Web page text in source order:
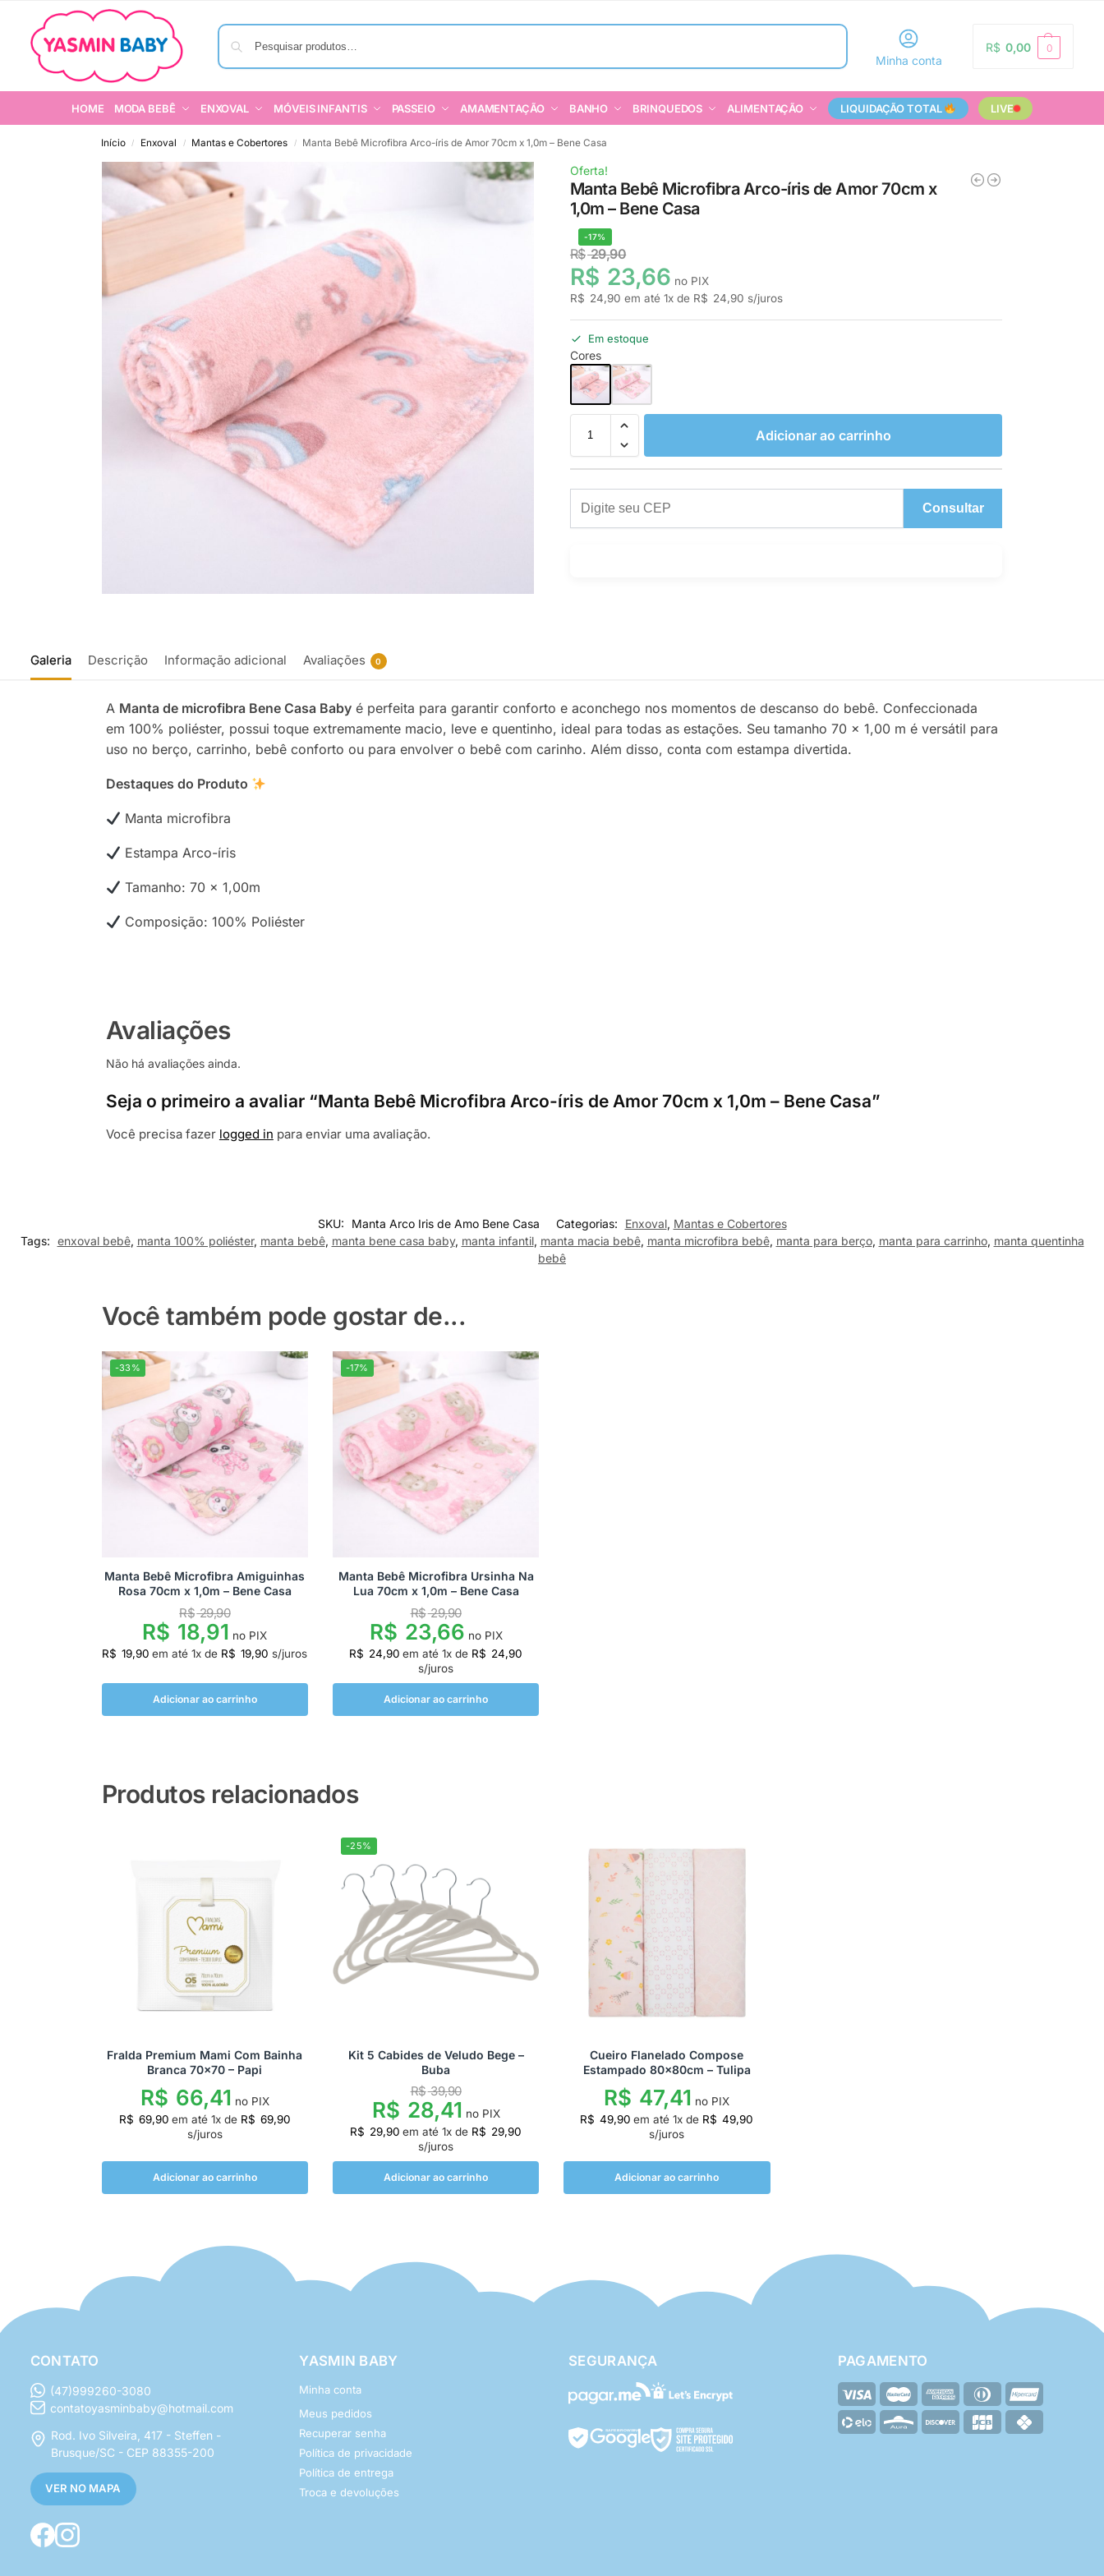
Pesquisar
Minha conta
R$ 0,00 0
HOME MODA BEBÊ ENXOVAL MÓVEIS INFANTIS PASSEIO AMAMENTAÇÃO BANHO BRINQUEDOS ALIMENTAÇÃO LIQUIDAÇÃO TOTAL LIVE
Início / Enxoval / Mantas e Cobertores / Manta Bebê Microfibra Arco-íris de Amor 70cm x 1,0m – Bene Casa
Oferta!
Manta Bebê Microfibra Arco-íris de Amor 70cm x
1,0m – Bene Casa
-17%
R$29,90
R$ 23,66 no PIX
R$ 24,90 em até 1x de R$ 24,90 s/juros
Em estoque
Cores
Adicionar ao carrinho
Consultar
Galeria Descrição Informação adicional Avaliações 0
A Manta de microfibra Bene Casa Babyé perfeita para garantir conforto e aconchego nos momentos de descanso do bebê. Confeccionada
em 100% poliéster, possui toque extremamente macio, leve e quentinho, ideal para todas as estações. Seu tamanho 70 x 1,00 m é versátil para
uso no berço, carrinho, bebê conforto ou para envolver o bebê com carinho. Além disso, conta com estampa divertida.
Destaques do Produto
Manta microfibra
Estampa Arco-íris
Tamanho: 70 x 1,00m
Composição: 100% Poliéster
Avaliações
Não há avaliações ainda.
Seja o primeiro a avaliar “Manta Bebê Microfibra Arco-íris de Amor 70cm x 1,0m – Bene Casa”
Você precisa fazer logged in para enviar uma avaliação.
SKU: Manta Arco Iris de Amo Bene Casa Categorias: Enxoval, Mantas e Cobertores
Tags: enxoval bebê, manta 100% poliéster, manta bebê, manta bene casa baby, manta infantil, manta macia bebê, manta microfibra bebê, manta para berço, manta para carrinho, manta quentinha
bebê
Você também pode gostar de...
-33%
Manta Bebê Microfibra Amiguinhas
Rosa 70cm x 1,0m – Bene Casa
R$29,90
R$ 18,91 no PIX
R$ 19,90 em até1x de R$ 19,90 s/juros
Adicionar ao carrinho
-17%
Manta Bebê Microfibra Ursinha Na
Lua 70cm x 1,0m – Bene Casa
R$29,90
R$ 23,66 no PIX
R$ 24,90 em até1x de R$ 24,90
s/juros
Adicionar ao carrinho
Produtos relacionados
Fralda Premium Mami Com Bainha
Branca 70×70 – Papi
R$ 66,41 no PIX
R$ 69,90 em até 1x de R$ 69,90
s/juros
Adicionar ao carrinho
-25%
Kit 5 Cabides de Veludo Bege –
Buba
R$39,90
R$ 28,41 no PIX
R$ 29,90 em até1x de R$ 29,90
s/juros
Adicionar ao carrinho
Cueiro Flanelado Compose
Estampado 80x80cm – Tulipa
R$ 47,41 no PIX
R$ 49,90 em até1x de R$ 49,90
s/juros
Adicionar ao carrinho
CONTATO
(47)999260-3080
contatoyasminbaby@hotmail.com
Rod. Ivo Silveira, 417 - Steffen -
Brusque/SC - CEP 88355-200
VER NO MAPA
YASMIN BABY
Minha conta
Meus pedidos
Recuperar senha
Política de privacidade
Política de entrega
Troca e devoluções
SEGURANÇA PAGAMENTO